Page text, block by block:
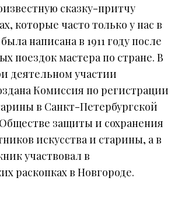
сказку-притчу
которые часто только у нас в
написана в 1911 году после
поездок мастера по стране. В
деятельном участии
Комиссия по регистрации
в Санкт-Петербургской
защиты и сохранения
искусства и старины, а в
участвовал в
раскопках в Новгороде.